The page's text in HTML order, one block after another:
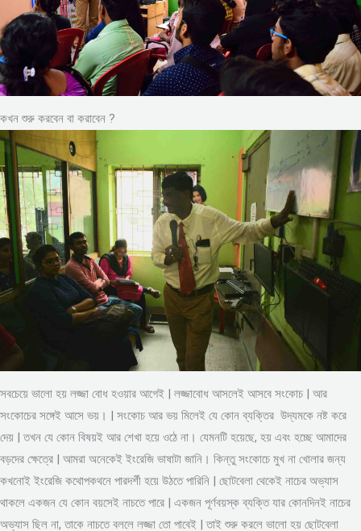
কখন শুরু করবেন বা করাবেন ?
সবচেয়ে ভালো হয় লজ্জা বোধ হওয়ার আগেই | লজ্জাবোধ আসলেই আসবে সংকোচ | আর
সংকোচের সঙ্গেই আসে ভয়। | সংকোচ আর ভয় মিলেই যে কোন ব্যক্তির উদ্যমকে নষ্ট করে
দেয় | তখন যে কোন বিষয়ই আর শেখা হয়ে ওঠে না। যেমনটি হয়েছে, হয় এবং হচ্ছে আমাদের
বড়দের ক্ষেত্রে | আমরা অনেকেই ইংরেজি ভাষাটা জানি। কিন্তু সংকোচে মুখ না খোলার জন্য
কখনোই ইংরেজি কথোপকথনে পারদর্শী হয়ে উঠতে পারিনি | ছোটবেলা থেকেই নাচের অভ্যাস
থাকলে একজন যে কোন বয়সেই নাচতে পারে | একজন পূর্ণবয়স্ক ব্যক্তি যার কোনদিনই নাচের
অভ্যাস ছিল না, তাকে নাচতে বললে লজ্জা তো পাবেই | তাই শুরু করলে ভালো হয় ছোটবেলা